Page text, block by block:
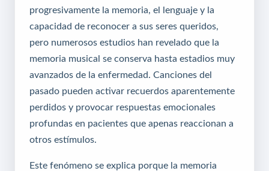
progresivamente la memoria, el lenguaje y la
capacidad de reconocer a sus seres queridos,
pero numerosos estudios han revelado que la
memoria musical se conserva hasta estadios muy
avanzados de la enfermedad. Canciones del
pasado pueden activar recuerdos aparentemente
perdidos y provocar respuestas emocionales
profundas en pacientes que apenas reaccionan a
otros estímulos.
Este fenómeno se explica porque la memoria